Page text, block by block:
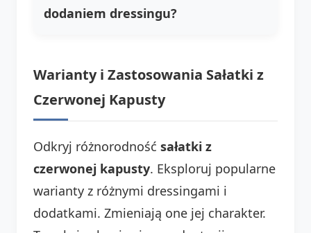
dodaniem dressingu?
Warianty i Zastosowania Sałatki z
Czerwonej Kapusty
Odkryj różnorodność sałatki z
czerwonej kapusty. Eksploruj popularne
warianty z różnymi dressingami i
dodatkami. Zmieniają one jej charakter.